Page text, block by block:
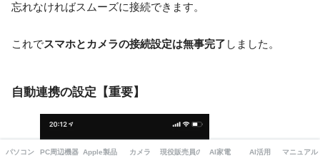
忘れなければスムーズに接続できます。
これでスマホとカメラの接続設定は無事完了 しました。
自動連携の設定【重要】
パソコン PC周辺機器・ガジェット
Apple製品 カメラ 現役販売員の本音AI家電 AI活用 マニュアル